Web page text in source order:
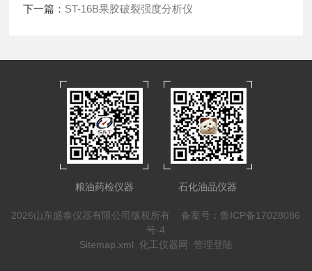
下一篇： ST-16B果胶破裂强度分析仪
粮油药检仪器 石化油品仪器
2026山东盛泰仪器有限公司版权所有 备案号：鲁ICP备17028086
号-4
Sitemap.xml 化工仪器网 管理登陆